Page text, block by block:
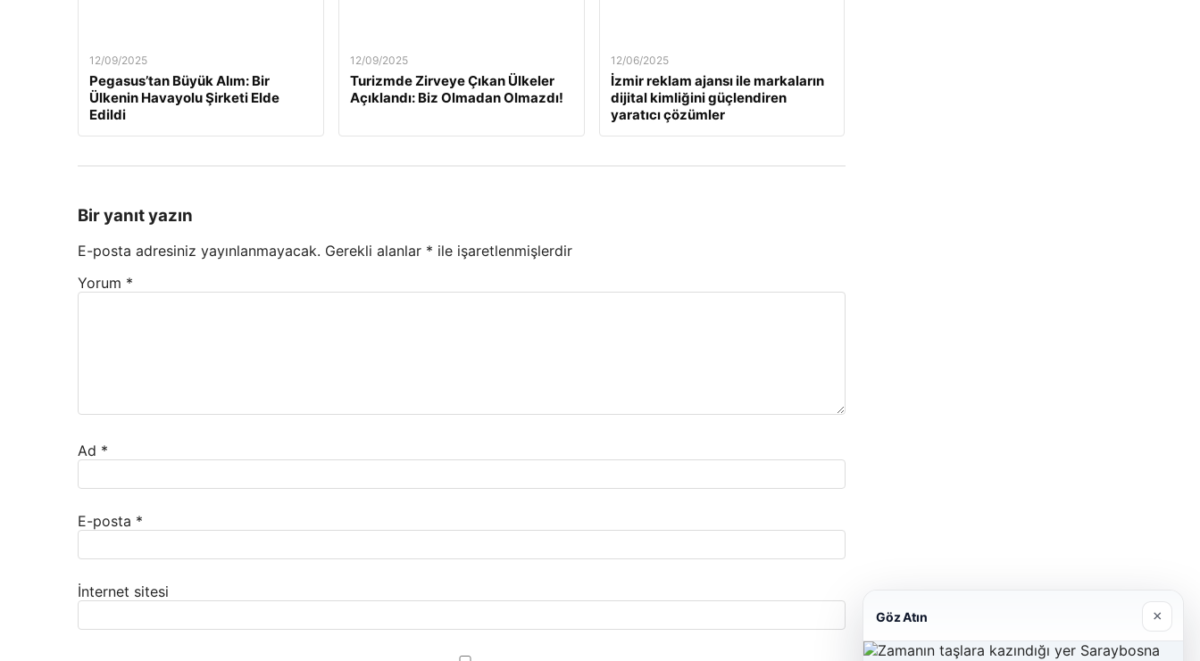
12/09/2025
Pegasus’tan Büyük Alım: Bir
Ülkenin Havayolu Şirketi Elde
Edildi
12/09/2025
Turizmde Zirveye Çıkan Ülkeler
Açıklandı: Biz Olmadan Olmazdı!
12/06/2025
İzmir reklam ajansı ile markaların
dijital kimliğini güçlendiren
yaratıcı çözümler
Bir yanıt yazın
E-posta adresiniz yayınlanmayacak. Gerekli alanlar * ile işaretlenmişlerdir
Yorum *
Ad *
E-posta *
İnternet sitesi
Göz Atın ×